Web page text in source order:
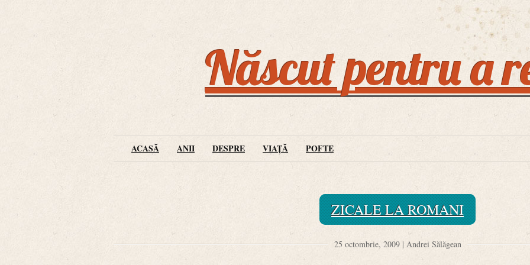
Născut pentru a
ACASĂ ANII DESPRE VIAȚĂ POFTE
ZICALE LA ROMANI
25 octombrie, 2009 | Andrei Sălăgean